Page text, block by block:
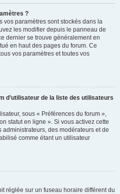
?
vos paramètres sont stockés dans la
les modifier depuis le panneau de
dernier se trouve généralement en
en haut des pages du forum. Ce
vos paramètres et toutes vos
d’utilisateur de la liste des utilisateurs
sous « Préférences du forum »,
statut en ligne ». Si vous activez cette
des modérateurs et de
comme étant un utilisateur
réglée sur un fuseau horaire différent du